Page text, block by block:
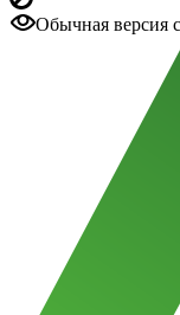
Обычная версия